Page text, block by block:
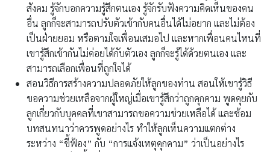
สังคม รู้จักบอกความรู้สึกตนเอง รู้จักรับฟังความคิดเห็นของคน
อื่น ลูกก็จะสามารถปรับตัวเข้ากับคนอื่นได้ไม่อยาก และไม่ต้อง
เป็นฝ่ายยอม หรือตามใจเพื่อนเสมอไป และหากเพื่อนคนไหนที่
เขารู้สึกเข้ากันไม่ค่อยได้กับตัวเอง ลูกก็จะรู้ได้ด้วยตนเอง และ
สามารถเลือกเพื่อนที่ถูกใจได้
สอนวิธีการสร้างความปลอดภัยให้ลูกของท่าน สอนให้เขารู้วิธี
ขอความช่วยเหลือจากผู้ใหญ่เมื่อเขารู้สึกว่าถูกคุกคาม พูดคุยกับ
ลูกเกี่ยวกับบุคคลที่เขาสามารถขอความช่วยเหลือได้ และซ้อม
บทสนทนาว่าควรพูดอย่างไร ทำให้ลูกเห็นความแตกต่าง
ระหว่าง “ขี้ฟ้อง” กับ “การแจ้งเหตุคุกคาม” ว่าเป็นอย่างไร